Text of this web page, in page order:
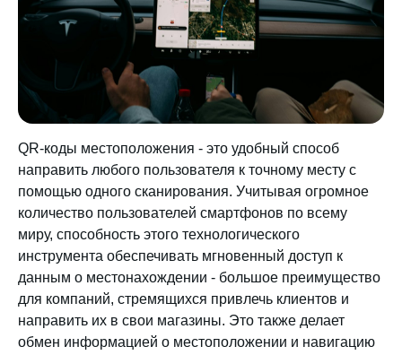
QR-коды местоположения - это удобный способ
направить любого пользователя к точному месту с
помощью одного сканирования. Учитывая огромное
количество пользователей смартфонов по всему
миру, способность этого технологического
инструмента обеспечивать мгновенный доступ к
данным о местонахождении - большое преимущество
для компаний, стремящихся привлечь клиентов и
направить их в свои магазины. Это также делает
обмен информацией о местоположении и навигацию